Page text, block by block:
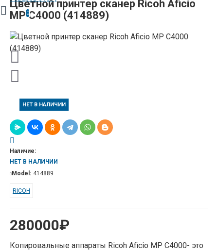
0
Цветной принтер сканер Ricoh Aficio
MP C4000 (414889)
НЕТ В НАЛИЧИИ
280000₽
Наличие:
НЕТ В НАЛИЧИИ
Model: 414889
RICOH
Копировальные аппараты Ricoh Aficio MP C4000- это